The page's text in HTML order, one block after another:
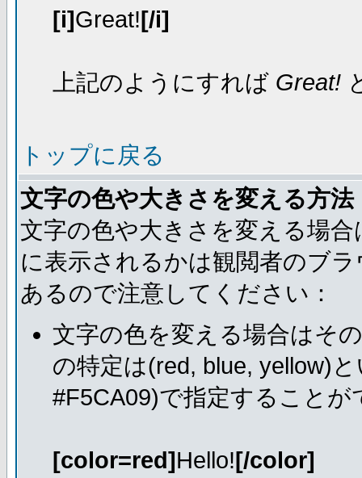
[i]Great![/i]
上記のようにすれば Great!
トップに戻る
文字の色や大きさを変える方法
文字の色や大きさを変える場
に表示されるかは観閲者のブ
あるので注意してください：
文字の色を変える場合はそ
の特定は(red, blue, yellow)
#F5CA09)で指定することが
[color=red]Hello![/color]